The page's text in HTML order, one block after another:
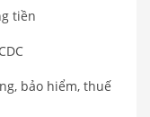
tiền
bảo hiểm, thuế